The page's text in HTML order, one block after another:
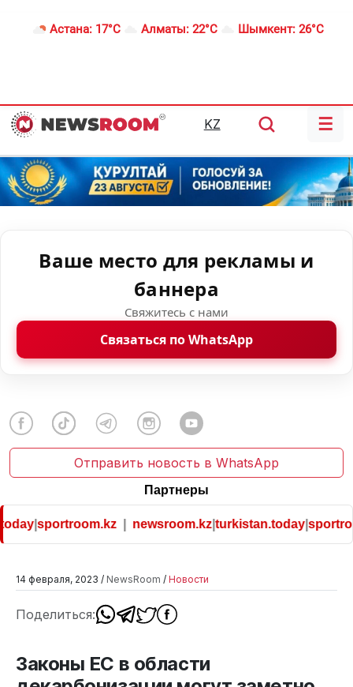
Астана: 17°C Алматы: 22°C Шымкент: 26°C
KZ ☰
Ваше место для рекламы и
баннера
Свяжитесь с нами
Связаться по WhatsApp
Отправить новость в WhatsApp
Партнеры
|sportroom.kz|newsroom.kz|turkistan.today|
14 февраля, 2023 / NewsRoom / Новости
Поделиться:
Законы ЕС в области